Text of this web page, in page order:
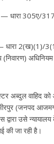
— धारा 305ए/
धारा 2(ख)(1)/
(निवारण)
अब्दुल वाहिद
(जनपद
द्वारा उसे
की जा रही है।